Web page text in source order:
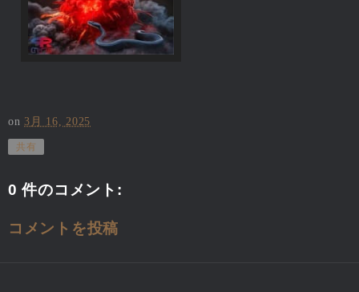
on3月 16, 2025
共有
0 件のコメント:
コメントを投稿